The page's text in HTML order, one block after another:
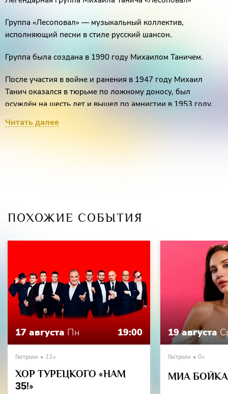
Группа «Лесоповал» — музыкальный коллектив,
исполняющий песни в стиле русский шансон.
Группа была создана в 1990 году Михаилом Таничем.
После участия в войне и ранения в 1947 году Михаил
Танич оказался в тюрьме по ложному доносу, был
осуждён на шесть лет и вышел по амнистии в 1953 году.
Читать далее
ПОХОЖИЕ СОБЫТИЯ
17 августа Пн 19:00
Гастроли 12+
ХОР ТУРЕЦКОГО «НАМ
35!»
19 августа
Гастроли 0+
МИА БОЙКА